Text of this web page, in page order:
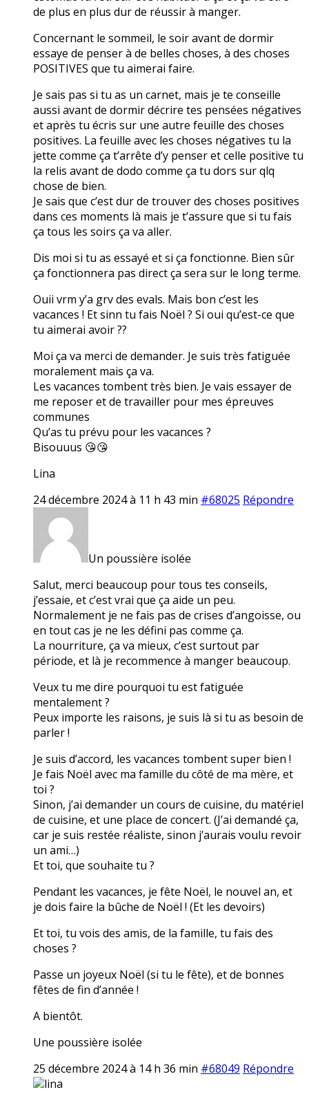
de plus en plus dur de réussir à manger.
Concernant le sommeil, le soir avant de dormir
essaye de penser à de belles choses, à des choses
POSITIVES que tu aimerai faire.
Je sais pas si tu as un carnet, mais je te conseille
aussi avant de dormir décrire tes pensées négatives
et après tu écris sur une autre feuille des choses
positives. La feuille avec les choses négatives tu la
jette comme ça t’arrête d’y penser et celle positive tu
la relis avant de dodo comme ça tu dors sur qlq
chose de bien.
Je sais que c’est dur de trouver des choses positives
dans ces moments là mais je t’assure que si tu fais
ça tous les soirs ça va aller.
Dis moi si tu as essayé et si ça fonctionne. Bien sûr
ça fonctionnera pas direct ça sera sur le long terme.
Ouii vrm y’a grv des evals. Mais bon c’est les
vacances ! Et sinn tu fais Noël ? Si oui qu’est-ce que
tu aimerai avoir ??
Moi ça va merci de demander. Je suis très fatiguée
moralement mais ça va.
Les vacances tombent très bien. Je vais essayer de
me reposer et de travailler pour mes épreuves
communes
Qu’as tu prévu pour les vacances ?
Bisouuus 😘😘
Lina
24 décembre 2024 à 11 h 43 min #68025 Répondre
Un poussière isolée
Salut, merci beaucoup pour tous tes conseils,
j’essaie, et c’est vrai que ça aide un peu.
Normalement je ne fais pas de crises d’angoisse, ou
en tout cas je ne les défini pas comme ça.
La nourriture, ça va mieux, c’est surtout par
période, et là je recommence à manger beaucoup.
Veux tu me dire pourquoi tu est fatiguée
mentalement ?
Peux importe les raisons, je suis là si tu as besoin de
parler !
Je suis d’accord, les vacances tombent super bien !
Je fais Noël avec ma famille du côté de ma mère, et
toi ?
Sinon, j’ai demander un cours de cuisine, du matériel
de cuisine, et une place de concert. (J’ai demandé ça,
car je suis restée réaliste, sinon j’aurais voulu revoir
un ami…)
Et toi, que souhaite tu ?
Pendant les vacances, je fête Noël, le nouvel an, et
je dois faire la bûche de Noël ! (Et les devoirs)
Et toi, tu vois des amis, de la famille, tu fais des
choses ?
Passe un joyeux Noël (si tu le fête), et de bonnes
fêtes de fin d’année !
A bientôt.
Une poussière isolée
25 décembre 2024 à 14 h 36 min #68049 Répondre
lina